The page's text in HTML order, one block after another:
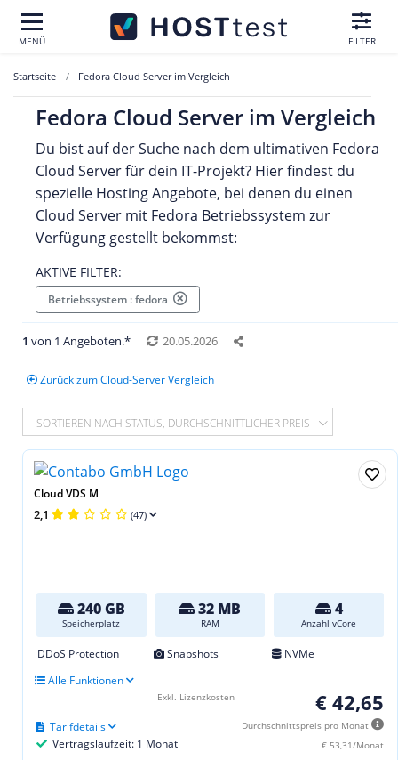
MENÜ FILTER
Startseite Fedora Cloud Server im Vergleich
Fedora Cloud Server im Vergleich
Du bist auf der Suche nach dem ultimativen Fedora
Cloud Server für dein IT-Projekt? Hier findest du
spezielle Hosting Angebote, bei denen du einen
Cloud Server mit Fedora Betriebssystem zur
Verfügung gestellt bekommst:
AKTIVE FILTER:
Betriebssystem : fedora
1 von 1 Angeboten.* 20.05.2026
Zurück zum Cloud-Server Vergleich
SORTIEREN NACH STATUS, DURCHSCHNITTLICHER PREIS
Cloud VDS M
2,1 (47)
240 GB
Speicherplatz
32 MB
RAM
4
Anzahl vCore
DDoS Protection Snapshots
NVMe
Alle Funktionen
€ 42,65
Durchschnittspreis pro Monat
€ 53,31/Monat
Vertragslaufzeit: 1 Monat
Tarifdetails
Exkl. Lizenzkosten